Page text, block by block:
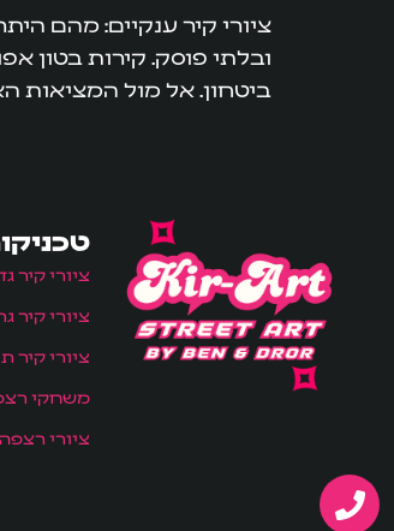
ציורי קיר ענקיים: מהם
ובלתי פוסק. קירות בטון
ביטחון. אל מול המציאות
ציורי קיר
ציורי קיר
ציורי קיר
משחקי
ציורי